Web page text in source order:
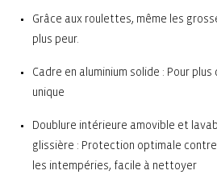
Grâce aux roulettes, même les
plus peur.
Cadre en aluminium solide : Pour
unique
Doublure intérieure amovible et
glissière : Protection optimale
les intempéries, facile à nettoyer